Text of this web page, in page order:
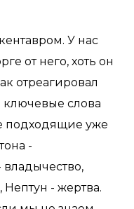
У нас
от него, хоть он
отреагировал
ключевые слова
подходящие уже
-
Нептун - жертва.